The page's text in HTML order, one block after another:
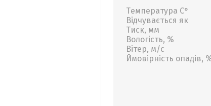
Температура С°
Відчувається як
Тиск, мм
Вологість, %
Вітер, м/с
Ймовірність опадів,